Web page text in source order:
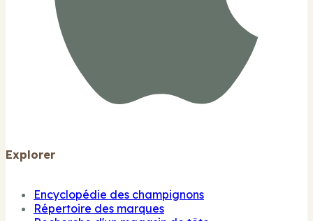
Explorer
Encyclopédie des champignons
Répertoire des marques